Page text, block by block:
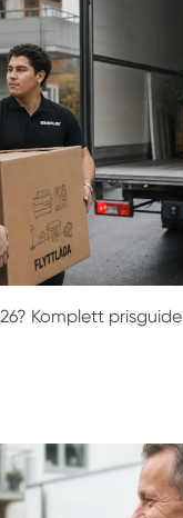
Komplett prisguide